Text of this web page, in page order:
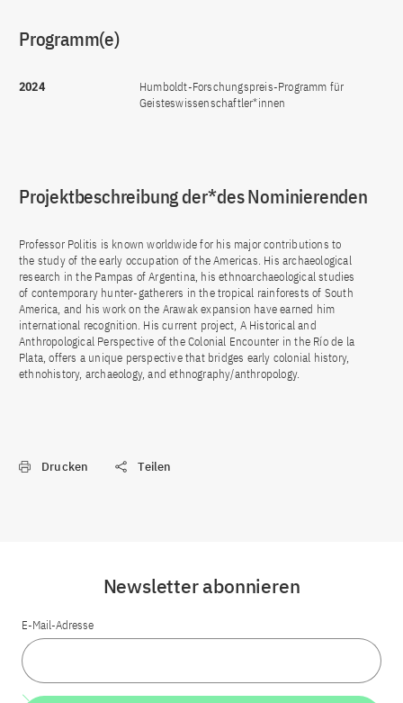
Programm(e)
2024
Humboldt-Forschungspreis-Programm für
Geisteswissenschaftler*innen
Projektbeschreibung der*des Nominierenden
Professor Politis is known worldwide for his major contributions to
the study of the early occupation of the Americas. His archaeological
research in the Pampas of Argentina, his ethnoarchaeological studies
of contemporary hunter-gatherers in the tropical rainforests of South
America, and his work on the Arawak expansion have earned him
international recognition. His current project, A Historical and
Anthropological Perspective of the Colonial Encounter in the Río de la
Plata, offers a unique perspective that bridges early colonial history,
ethnohistory, archaeology, and ethnography/anthropology.
Drucken Teilen
Newsletter abonnieren
E-Mail-Adresse